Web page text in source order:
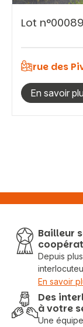
Lot
rue des
En savoir
Bailleur
Depuis
En savoir
Des
à votre
Une